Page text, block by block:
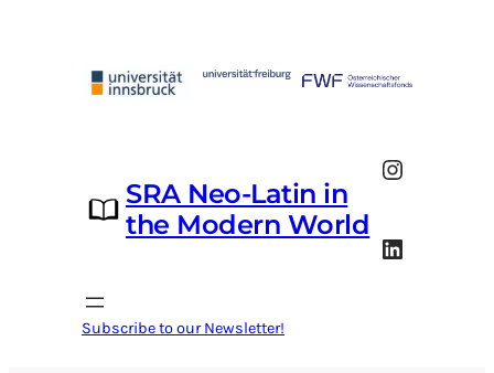
SRA Neo-Latin in
the Modern World
Instagram
LinkedIn
Subscribe to our Newsletter!